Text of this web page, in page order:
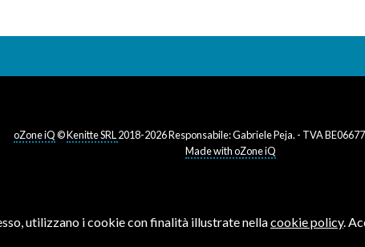
oZone iQ©Kenitte SRL2018-2026 Responsabile: Gabriele Peja. - TVA
Made with oZone iQ
utilizzano i cookie con finalità illustrate nellacookie policy.